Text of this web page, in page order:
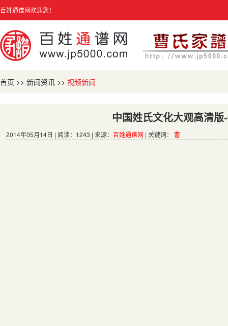
百姓通谱网欢迎您！
首页 >> 新闻资讯 >> 视频新闻
中国姓氏文化大观高清
2014年05月14日 | 阅读：1243 | 来源： 百姓通谱网 | 关键词： 曹